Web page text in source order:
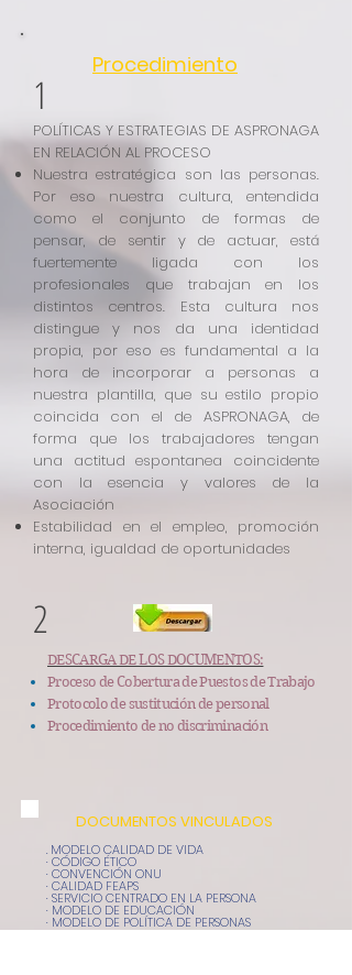
1
Procedimiento
POLÍTICAS Y ESTRATEGIAS DE ASPRONAGA
EN RELACIÓN AL PROCESO
Nuestra estratégica son las personas.
Por eso nuestra cultura, entendida
como el conjunto de formas de
pensar, de sentir y de actuar, está
fuertemente ligada con los
profesionales que trabajan en los
distintos centros. Esta cultura nos
distingue y nos da una identidad
propia, por eso es fundamental a la
hora de incorporar a personas a
nuestra plantilla, que su estilo propio
coincida con el de ASPRONAGA, de
forma que los trabajadores tengan
una actitud espontanea coincidente
con la esencia y valores de la
Asociación
Estabilidad en el empleo, promoción
interna, igualdad de oportunidades
2
DESCARGA DE LOS DOCUMENTOS:
Proceso de Cobertura de Puestos de Trabajo
Protocolo de sustitución de personal
Procedimiento de no discriminación
DOCUMENTOS VINCULADOS
. MODELO CALIDAD DE VIDA
· CÓDIGO ÉTICO
· CONVENCIÓN ONU
· CALIDAD FEAPS
· SERVICIO CENTRADO EN LA PERSONA
· MODELO DE EDUCACIÓN
· MODELO DE POLÍTICA DE PERSONAS